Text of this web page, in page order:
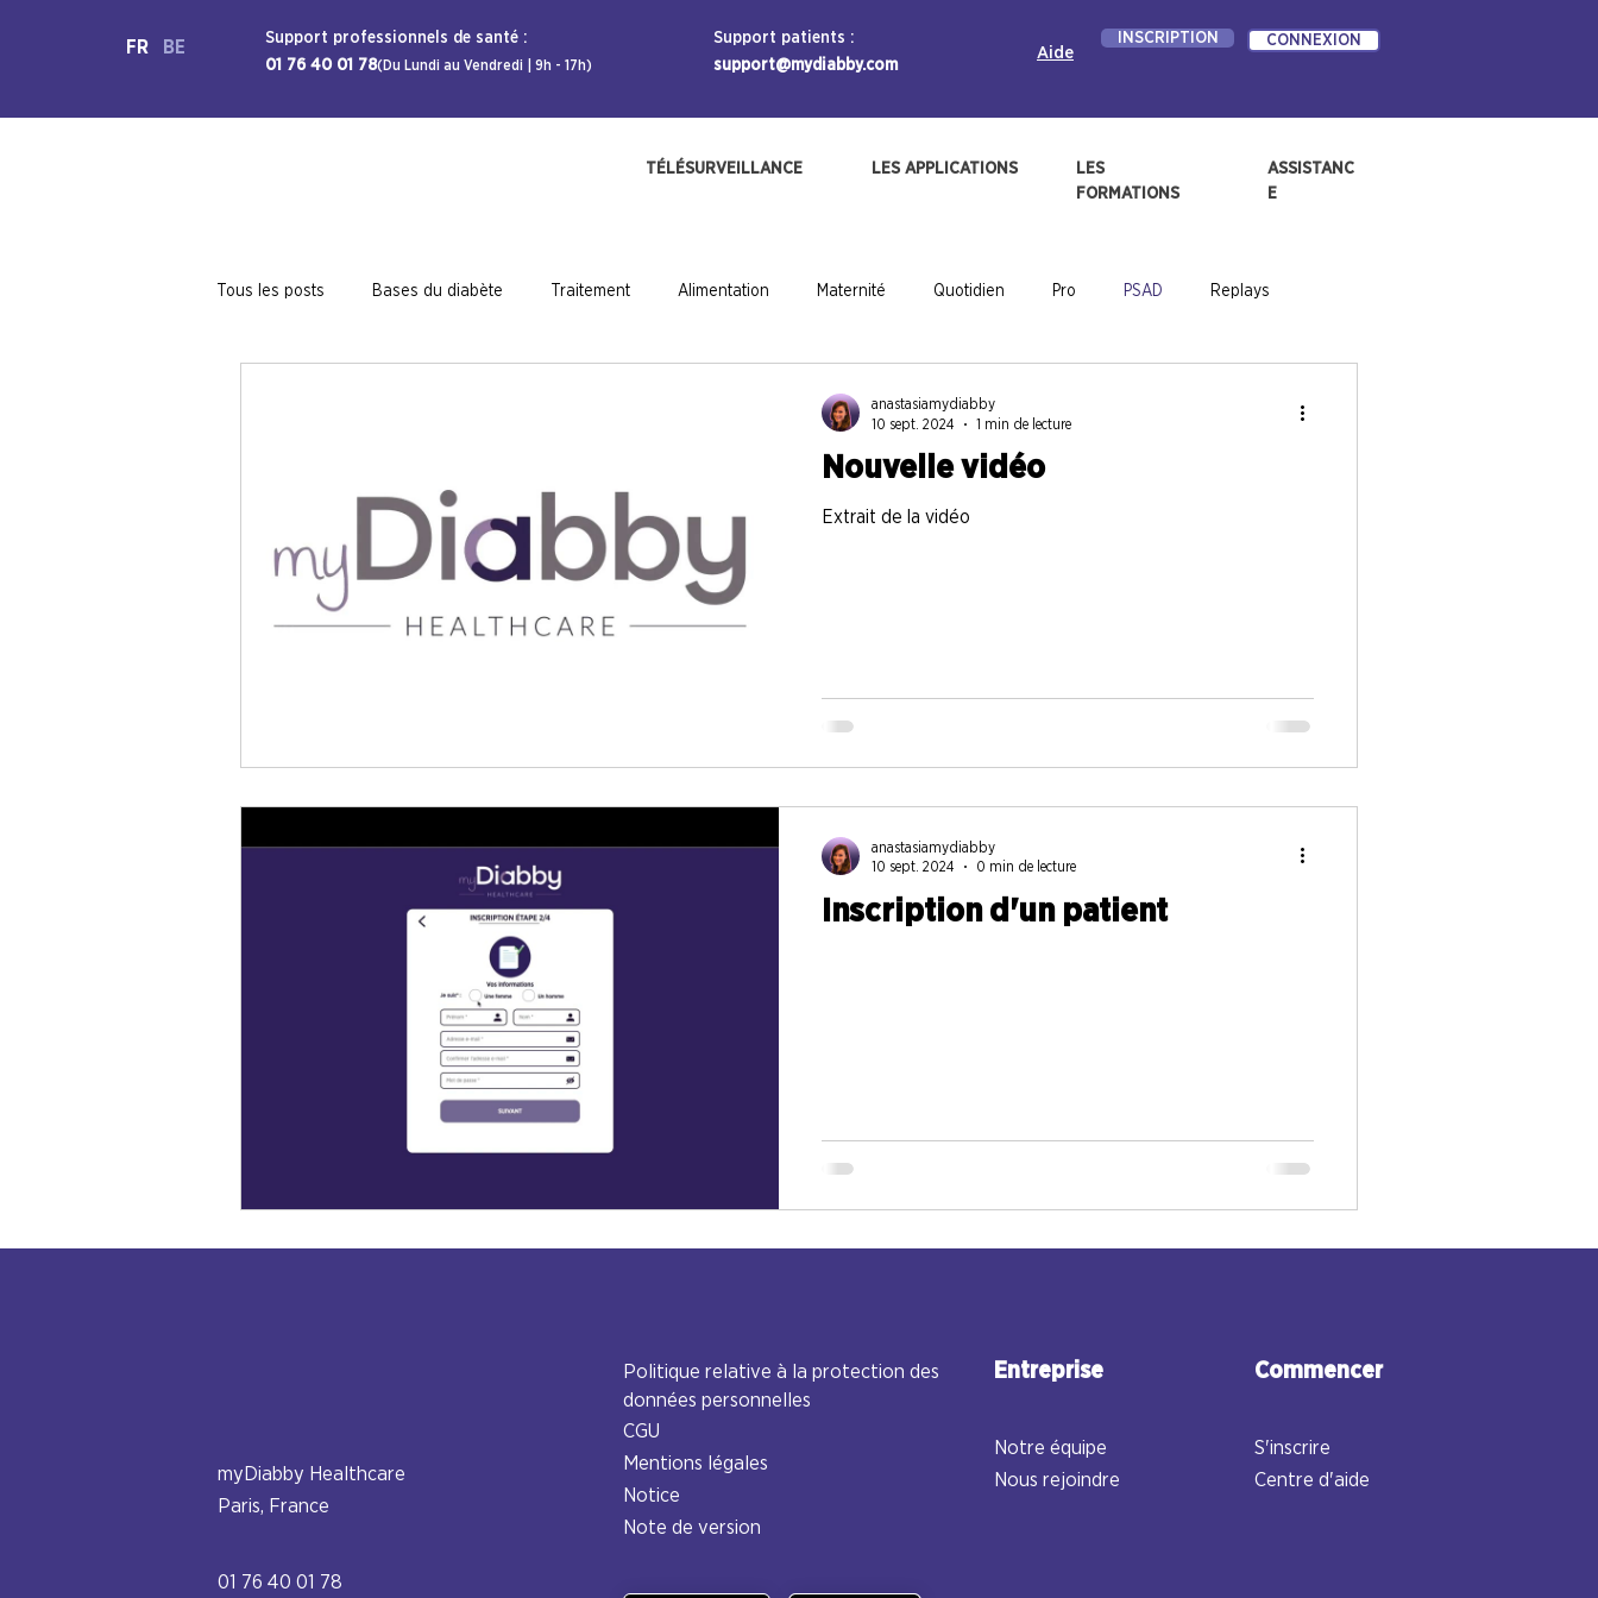
FR BE
Support professionnels de santé :
01 76 40 01 78(Du Lundi au Vendredi | 9h - 17h)
Support patients :
support@mydiabby.com
Aide
INSCRIPTION CONNEXION
TÉLÉSURVEILLANCE LES APPLICATIONS
LES
FORMATIONS
ASSISTANC
E
Tous les posts Bases du diabète Traitement Alimentation Maternité Quotidien Pro PSAD Replays
Nouvelle vidéo
Extrait de la vidéo
anastasiamydiabby
10 sept. 2024
1 min de lecture
Inscription d'un patient
anastasiamydiabby
10 sept. 2024
0 min de lecture
myDiabby Healthcare
Paris, France
01 76 40 01 78
Politique relative à la protection des
données personnelles
CGU
Mentions légales
Notice
Entreprise
Notre équipe
Nous rejoindre
Commencer
S'inscrire
Centre d'aide
Note de version